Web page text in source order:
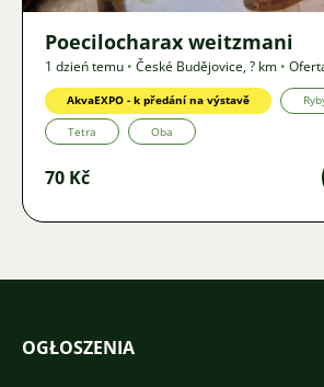
Poecilocharax weitzmani
1 dzień temu • České Budějovice,? km •
AkvaEXPO - k předání na výstavě
Tetra Oba
70 Kč
OGŁOSZENIA